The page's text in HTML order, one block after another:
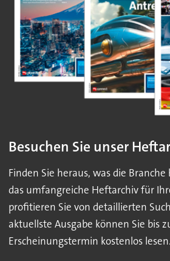
Besuchen Sie unser
Finden Sie heraus, was die
das umfangreiche Heftarchiv für
profitieren Sie von detaillierten
aktuellste Ausgabe können Sie bis
Erscheinungstermin kostenlos lesen.